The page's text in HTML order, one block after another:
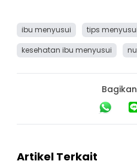
ibu menyusui tips menyusui
kesehatan ibu menyusui
Artikel Terkait